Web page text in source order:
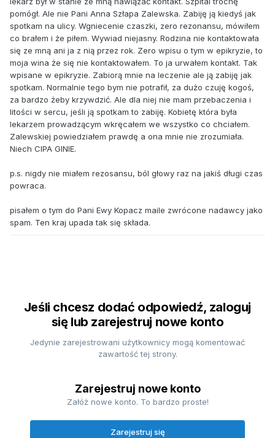
pomógł. Ale nie Pani Anna Szłapa Zalewska. Zabiję ją kiedyś jak
spotkam na ulicy. Wgniecenie czaszki, zero rezonansu, mówiłem
co brałem i że piłem. Wywiad niejasny. Rodzina nie kontaktowała
się ze mną ani ja z nią przez rok. Zero wpisu o tym w epikryzie, to
moja wina że się nie kontaktowałem. To ja urwałem kontakt. Tak
wpisane w epikryzie. Zabiorą mnie na leczenie ale ją zabiję jak
spotkam. Normalnie tego bym nie potrafił, za dużo czuję kogoś,
za bardzo żeby krzywdzić. Ale dla niej nie mam przebaczenia i
litości w sercu, jeśli ją spotkam to zabiję. Kobietę która była
lekarzem prowadzącym wkręcałem we wszystko co chciałem.
Zalewskiej powiedziałem prawdę a ona mnie nie zrozumiała.
Niech CIPA GINIE.
p.s. nigdy nie miałem rezosansu, ból głowy raz na jakiś długi czas
powraca.
pisałem o tym do Pani Ewy Kopacz maile zwrócone nadawcy jako
spam. Ten kraj upada tak się składa.
Jeśli chcesz dodać odpowiedź, zaloguj
się lub zarejestruj nowe konto
Jedynie zarejestrowani użytkownicy mogą komentować
zawartość tej strony.
Zarejestruj nowe konto
Załóż nowe konto. To bardzo proste!
Zarejestruj się